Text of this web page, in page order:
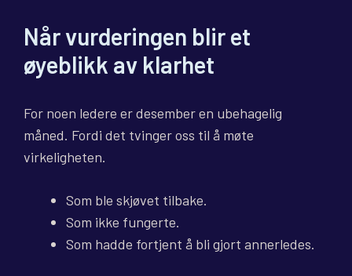
Når vurderingen blir et
øyeblikk av klarhet
For noen ledere er desember en ubehagelig
måned. Fordi det tvinger oss til å møte
virkeligheten.
Som ble skjøvet tilbake.
Som ikke fungerte.
Som hadde fortjent å bli gjort annerledes.